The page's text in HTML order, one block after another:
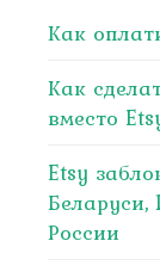
Как
Как
вместо
Etsy
Беларуси,
России